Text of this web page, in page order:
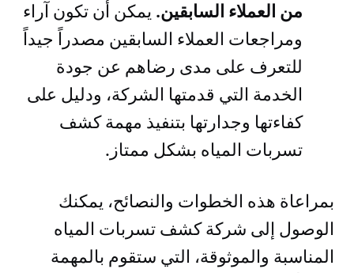
من العملاء السابقين. يمكن أن تكون آراء
ومراجعات العملاء السابقين مصدراً جيداً
للتعرف على مدى رضاهم عن جودة
الخدمة التي قدمتها الشركة، ودليل على
كفاءتها وجدارتها بتنفيذ مهمة كشف
تسربات المياه بشكل ممتاز.
بمراعاة هذه الخطوات والنصائح، يمكنك
الوصول إلى شركة كشف تسربات المياه
المناسبة والموثوقة، التي ستقوم بالمهمة